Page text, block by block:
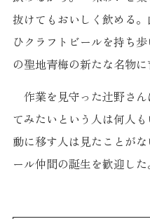
抜けてもおいしく飲める
ひクラフトビールを持ち
の聖地青梅の新たな名物に
作業を見守った辻野さ
てみたいという人は何人
動に移す人は見たことが
ール仲間の誕生を歓迎した